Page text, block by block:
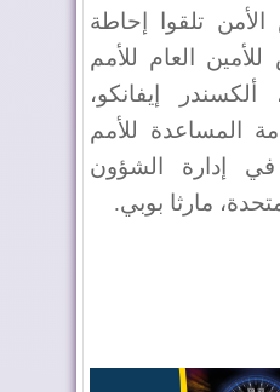
تلقوا إحاطة
العام للأمم
ألكسندر إيفانكو،
المساعدة للأمم
في إدارة الشؤون
مارثا بوبي.